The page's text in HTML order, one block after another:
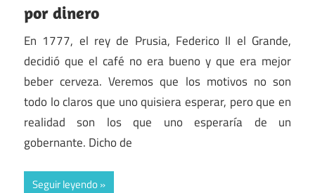
por dinero
En 1777, el rey de Prusia, Federico II el Grande,
decidió que el café no era bueno y que era mejor
beber cerveza. Veremos que los motivos no son
todo lo claros que uno quisiera esperar, pero que en
realidad son los que uno esperaría de un
gobernante. Dicho de
Seguir leyendo